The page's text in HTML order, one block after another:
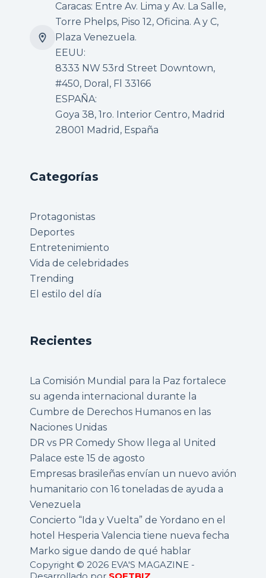
Caracas: Entre Av. Lima y Av. La Salle,
Torre Phelps, Piso 12, Oficina. A y C,
Plaza Venezuela.
EEUU:
8333 NW 53rd Street Downtown,
#450, Doral, Fl 33166
ESPAÑA:
Goya 38, 1ro. Interior Centro, Madrid
28001 Madrid, España
Categorías
Protagonistas
Deportes
Entretenimiento
Vida de celebridades
Trending
El estilo del día
Recientes
La Comisión Mundial para la Paz fortalece
su agenda internacional durante la
Cumbre de Derechos Humanos en las
Naciones Unidas
DR vs PR Comedy Show llega al United
Palace este 15 de agosto
Empresas brasileñas envían un nuevo avión
humanitario con 16 toneladas de ayuda a
Venezuela
Concierto “Ida y Vuelta” de Yordano en el
hotel Hesperia Valencia tiene nueva fecha
Marko sigue dando de qué hablar
Copyright © 2026 EVA'S MAGAZINE -